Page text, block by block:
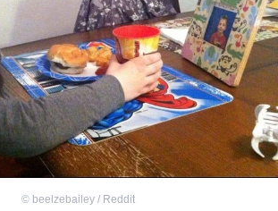
© beelzebailey / Reddit